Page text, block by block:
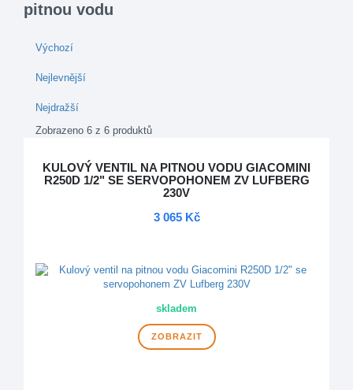
pitnou vodu
Výchozí
Nejlevnější
Nejdražší
Zobrazeno 6 z 6 produktů
KULOVÝ VENTIL NA PITNOU VODU GIACOMINI
R250D 1/2" SE SERVOPOHONEM ZV LUFBERG
230V
3 065 Kč
skladem
ZOBRAZIT